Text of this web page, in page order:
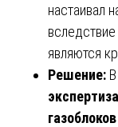
настаивал
являются
Решение:
газоблоков